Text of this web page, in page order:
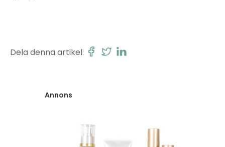
Dela denna artikel:
Annons